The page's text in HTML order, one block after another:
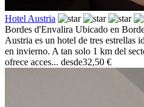
Hotel Austria
Bordes d'Envalira Ubicado en
Austria es un hotel de tres estrellas
en invierno. A tan solo 1 km del
ofrece acces... desde32,50 €